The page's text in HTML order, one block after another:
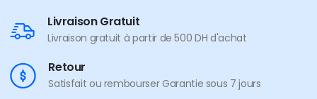
Livraison Gratuit
Livraison gratuit à partir de 500 DH d'achat
Retour
Satisfait ou rembourser Garantie sous 7 jours